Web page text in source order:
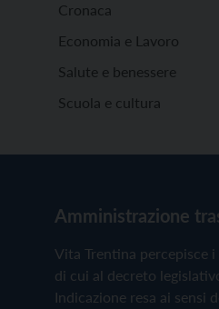
Cronaca
Economia e Lavoro
Salute e benessere
Scuola e cultura
Amministrazione
Vita Trentina
di cui al decreto
Indicazione resa ai sensi